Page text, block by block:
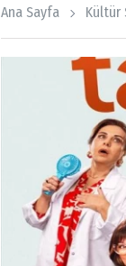
Ana Sayfa Kültür